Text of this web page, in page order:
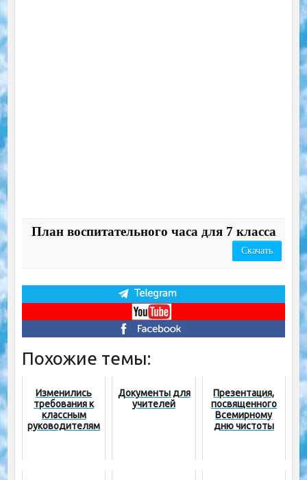
План воспитательного часа для 7 класса
Скачать
Похожие темы:
Изменились
требования к
классным
руководителям
Документы для
учителей
Презентация,
посвященного
Всемирному
дню чистоты